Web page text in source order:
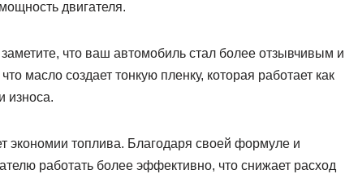
двигателя.
что ваш автомобиль стал более отзывчивым и
масло создает тонкую пленку, которая работает как
износа.
экономии топлива. Благодаря своей формуле и
работать более эффективно, что снижает расход